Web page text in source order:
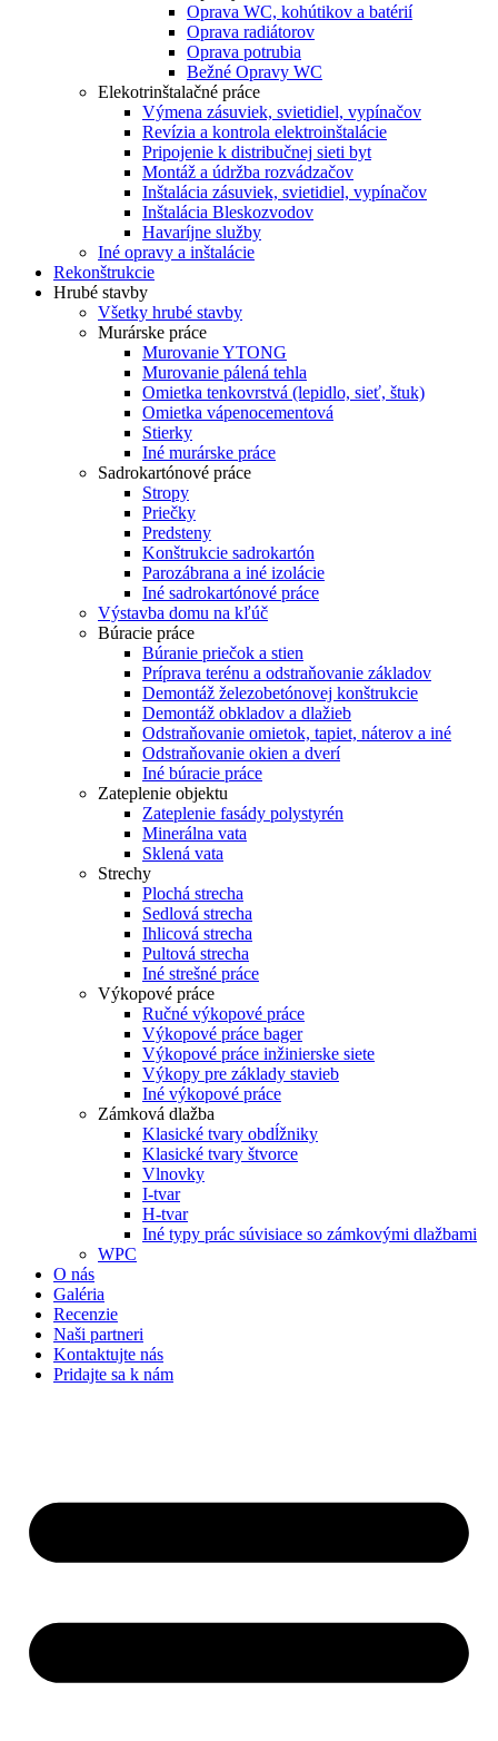
Oprava WC, kohútikov a batérií
Oprava radiátorov
Oprava potrubia
Bežné Opravy WC
Elekotrinštalačné práce
Výmena zásuviek, svietidiel, vypínačov
Revízia a kontrola elektroinštalácie
Pripojenie k distribučnej sieti byt
Montáž a údržba rozvádzačov
Inštalácia zásuviek, svietidiel, vypínačov
Inštalácia Bleskozvodov
Havaríjne služby
Iné opravy a inštalácie
Rekonštrukcie
Hrubé stavby
Všetky hrubé stavby
Murárske práce
Murovanie YTONG
Murovanie pálená tehla
Omietka tenkovrstvá (lepidlo, sieť, štuk)
Omietka vápenocementová
Stierky
Iné murárske práce
Sadrokartónové práce
Stropy
Priečky
Predsteny
Konštrukcie sadrokartón
Parozábrana a iné izolácie
Iné sadrokartónové práce
Výstavba domu na kľúč
Búracie práce
Búranie priečok a stien
Príprava terénu a odstraňovanie základov
Demontáž železobetónovej konštrukcie
Demontáž obkladov a dlažieb
Odstraňovanie omietok, tapiet, náterov a iné
Odstraňovanie okien a dverí
Iné búracie práce
Zateplenie objektu
Zateplenie fasády polystyrén
Minerálna vata
Sklená vata
Strechy
Plochá strecha
Sedlová strecha
Ihlicová strecha
Pultová strecha
Iné strešné práce
Výkopové práce
Ručné výkopové práce
Výkopové práce bager
Výkopové práce inžinierske siete
Výkopy pre základy stavieb
Iné výkopové práce
Zámková dlažba
Klasické tvary obdĺžniky
Klasické tvary štvorce
Vlnovky
I-tvar
H-tvar
Iné typy prác súvisiace so zámkovými dlažbami
WPC
O nás
Galéria
Recenzie
Naši partneri
Kontaktujte nás
Pridajte sa k nám